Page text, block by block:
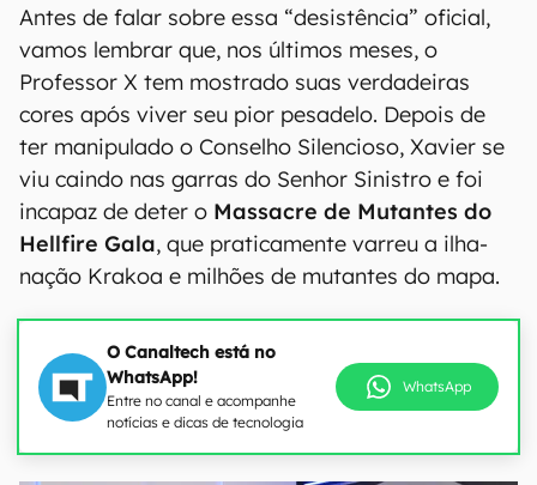
Antes de falar sobre essa “desistência” oficial,
vamos lembrar que, nos últimos meses, o
Professor X tem mostrado suas verdadeiras
cores após viver seu pior pesadelo. Depois de
ter manipulado o Conselho Silencioso, Xavier se
viu caindo nas garras do Senhor Sinistro e foi
incapaz de deter o Massacre de Mutantes do
Hellfire Gala, que praticamente varreu a ilha-
nação Krakoa e milhões de mutantes do mapa.
O Canaltech está no
WhatsApp!
Entre no canal e acompanhe
notícias e dicas de tecnologia
WhatsApp